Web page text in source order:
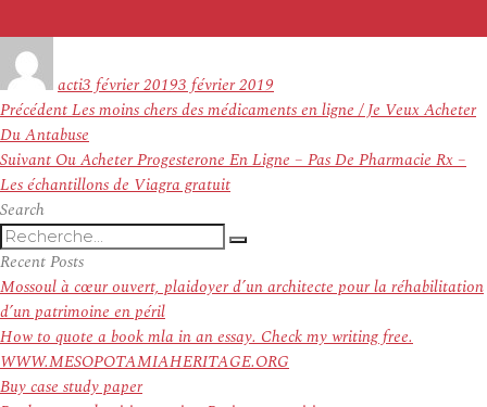
actile
3 février 20193 février 2019
Navigation
de
l’article
PrécédentArticle
précédent :
Les moins chers des médicaments en ligne / Je Veux Acheter
Du Antabuse
Suivant Article
suivant :
Ou Acheter Progesterone En Ligne – Pas De Pharmacie Rx –
Les échantillons de Viagra gratuit
Search
Recherche
pour
:
Recherche
Recent Posts
Mossoul à cœur ouvert, plaidoyer d’un architecte pour la réhabilitation
d’un patrimoine en péril
How to quote a book mla in an essay. Check my writing free.
WWW.MESOPOTAMIAHERITAGE.ORG
Buy case study paper